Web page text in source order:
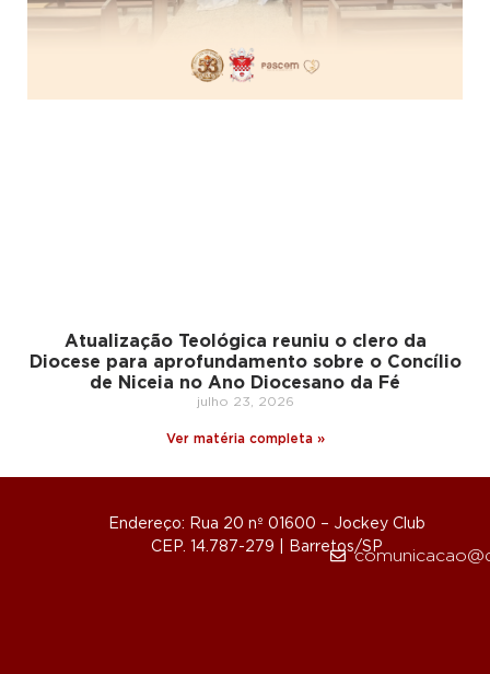
Atualização Teológica reuniu o clero da
Diocese para aprofundamento sobre o Concílio
de Niceia no Ano Diocesano da Fé
julho 23, 2026
Ver matéria completa »
Endereço: Rua 20 nº 01600 – Jockey Club
CEP. 14.787-279 | Barretos/SP